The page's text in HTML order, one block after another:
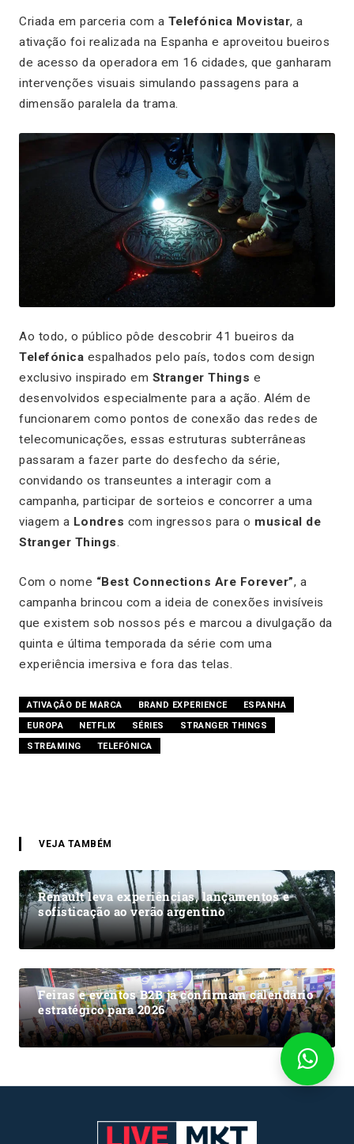
Criada em parceria com a Telefónica Movistar, a
ativação foi realizada na Espanha e aproveitou bueiros
de acesso da operadora em 16 cidades, que ganharam
intervenções visuais simulando passagens para a
dimensão paralela da trama.
Ao todo, o público pôde descobrir 41 bueiros da
Telefónica espalhados pelo país, todos com design
exclusivo inspirado em Stranger Things e
desenvolvidos especialmente para a ação. Além de
funcionarem como pontos de conexão das redes de
telecomunicações, essas estruturas subterrâneas
passaram a fazer parte do desfecho da série,
convidando os transeuntes a interagir com a
campanha, participar de sorteios e concorrer a uma
viagem a Londres com ingressos para o musical de
Stranger Things.
Com o nome “Best Connections Are Forever”, a
campanha brincou com a ideia de conexões invisíveis
que existem sob nossos pés e marcou a divulgação da
quinta e última temporada da série com uma
experiência imersiva e fora das telas.
ATIVAÇÃO DE MARCA BRAND EXPERIENCE
ESPANHA
EUROPA
NETFLIX SÉRIES
STRANGER THINGS
STREAMING
TELEFÓNICA
VEJA TAMBÉM
Renault leva experiências, lançamentos e
sofisticação ao verão argentino
Feiras e eventos B2B já confirmam calendário
estratégico para 2026